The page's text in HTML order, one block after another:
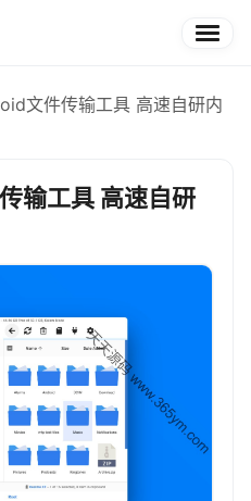
文件传输工具 高速自研内
输工具 高速自研